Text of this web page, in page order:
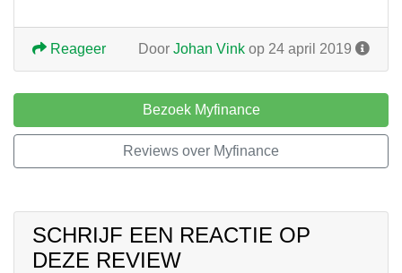
Door Johan Vink op 24 april 2019
Reageer
Bezoek Myfinance
Reviews over Myfinance
SCHRIJF EEN REACTIE OP
DEZE REVIEW